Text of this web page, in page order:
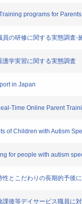
programs for
の研修に関する実態調査-
護学実習に関する実態調査
in Japan
Time Online Parent
of Children with Autism
for people with autism
とこだわりの長期的予後
後等デイサービス職員